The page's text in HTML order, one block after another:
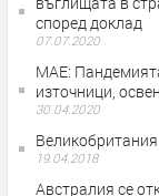
според доклад
07.07.2020
МАЕ:
източници,
30.04.2020
19.04.2018
Австралия се